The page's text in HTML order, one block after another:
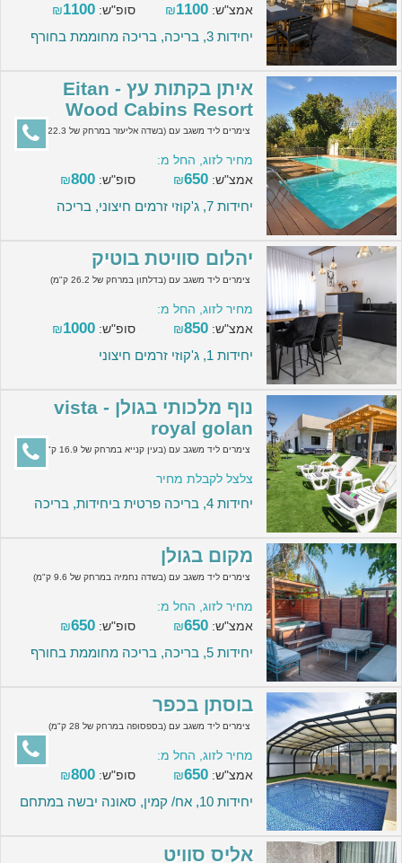
אמצ"ש:
₪1100 סופ"ש: ₪1100
יחידות 3, בריכה, בריכה מחוממת בחורף
איתן בקתות עץ - Eitan
Wood Cabins Resort
צימרים ליד משגב עם (בשדה אליעזר במרחק של 22.3 ק"מ)
מחיר לזוג, החל מ:
אמצ"ש:
₪650 סופ"ש: ₪800
יחידות 7, ג'קוזי זרמים חיצוני, בריכה
יהלום סוויטת בוטיק
צימרים ליד משגב עם (בדלתון במרחק של 26.2 ק"מ)
מחיר לזוג, החל מ:
אמצ"ש:
₪850 סופ"ש: ₪1000
יחידות 1, ג'קוזי זרמים חיצוני
נוף מלכותי בגולן - vista
royal golan
צימרים ליד משגב עם (בעין קנייא במרחק של 16.9 ק"מ)
צלצל לקבלת מחיר
יחידות 4, בריכה פרטית ביחידות, בריכה
מקום בגולן
צימרים ליד משגב עם (בשדה נחמיה במרחק של 9.6 ק"מ)
מחיר לזוג, החל מ:
אמצ"ש:
₪650 סופ"ש: ₪650
יחידות 5, בריכה, בריכה מחוממת בחורף
בוסתן בכפר
צימרים ליד משגב עם (בספסופה במרחק של 28 ק"מ)
מחיר לזוג, החל מ:
אמצ"ש:
₪650 סופ"ש: ₪800
יחידות 10, אח/ קמין, סאונה יבשה במתחם
אליס סוויט